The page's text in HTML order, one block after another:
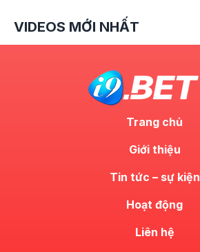
VIDEOS MỚI NHẤT
Trang chủ
Giới thiệu
Tin tức – sự kiện
Hoạt động
Liên hệ